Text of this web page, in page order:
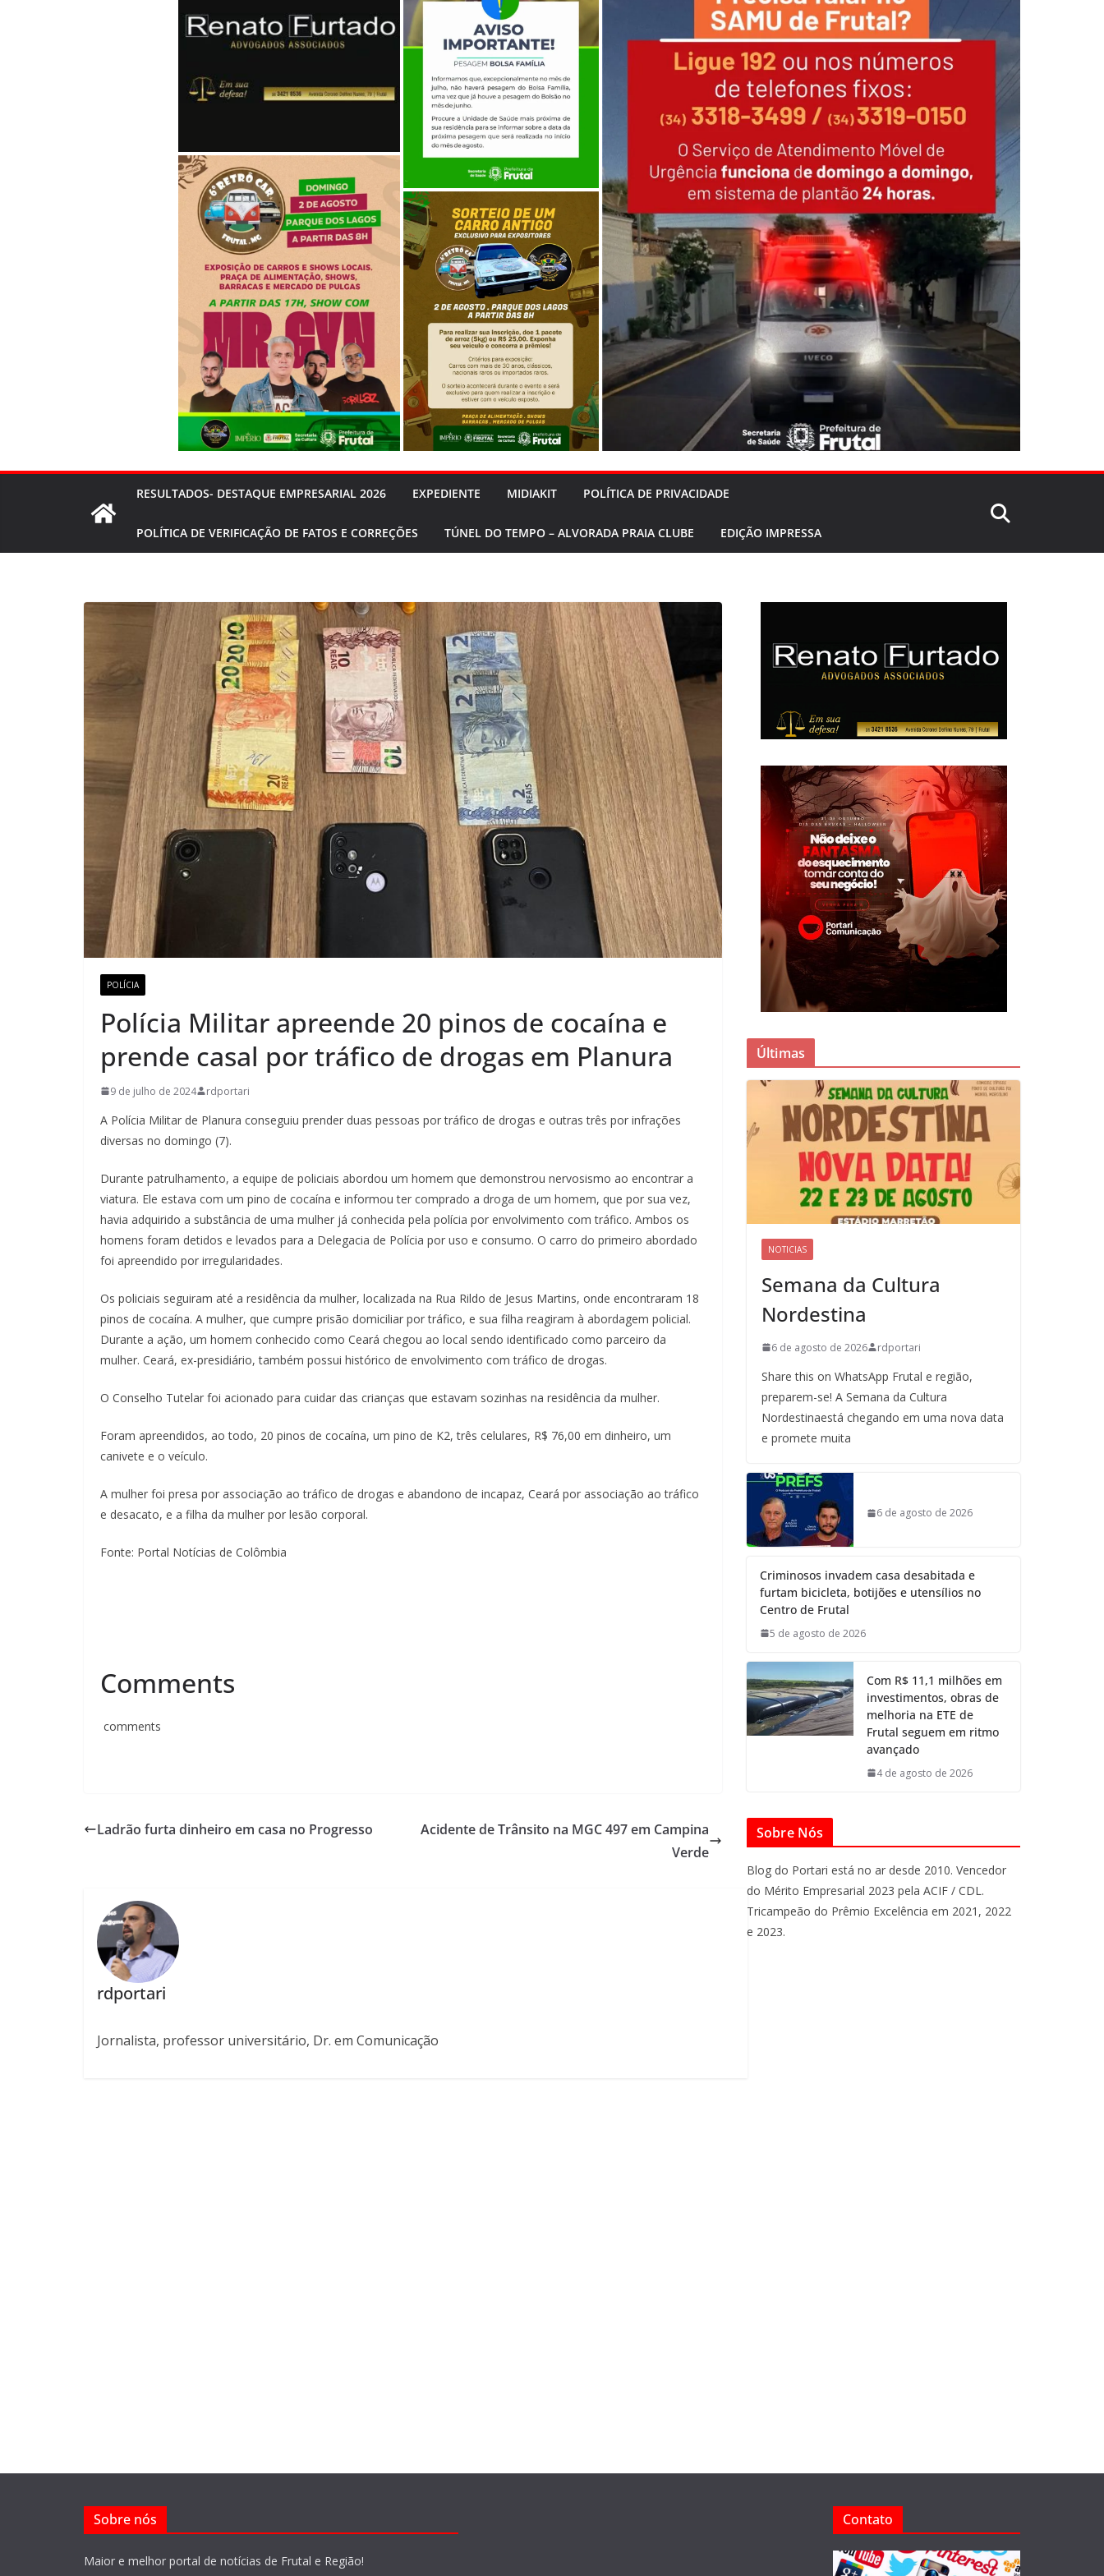
RESULTADOS- DESTAQUE EMPRESARIAL 2026 EXPEDIENTE MIDIAKIT POLÍTICA DE PRIVACIDADE
POLÍTICA DE VERIFICAÇÃO DE FATOS E CORREÇÕES TÚNEL DO TEMPO – ALVORADA PRAIA CLUBE EDIÇÃO IMPRESSA
POLÍCIA
Polícia Militar apreende 20 pinos de cocaína e
prende casal por tráfico de drogas em Planura
9 de julho de 2024 rdportari
A Polícia Militar de Planura conseguiu prender duas pessoas por tráfico de drogas e outras três por infrações
diversas no domingo (7).
Durante patrulhamento, a equipe de policiais abordou um homem que demonstrou nervosismo ao encontrar a
viatura. Ele estava com um pino de cocaína e informou ter comprado a droga de um homem, que por sua vez,
havia adquirido a substância de uma mulher já conhecida pela polícia por envolvimento com tráfico. Ambos os
homens foram detidos e levados para a Delegacia de Polícia por uso e consumo. O carro do primeiro abordado
foi apreendido por irregularidades.
Os policiais seguiram até a residência da mulher, localizada na Rua Rildo de Jesus Martins, onde encontraram 18
pinos de cocaína. A mulher, que cumpre prisão domiciliar por tráfico, e sua filha reagiram à abordagem policial.
Durante a ação, um homem conhecido como Ceará chegou ao local sendo identificado como parceiro da
mulher. Ceará, ex-presidiário, também possui histórico de envolvimento com tráfico de drogas.
O Conselho Tutelar foi acionado para cuidar das crianças que estavam sozinhas na residência da mulher.
Foram apreendidos, ao todo, 20 pinos de cocaína, um pino de K2, três celulares, R$ 76,00 em dinheiro, um
canivete e o veículo.
A mulher foi presa por associação ao tráfico de drogas e abandono de incapaz, Ceará por associação ao tráfico
e desacato, e a filha da mulher por lesão corporal.
Fonte: Portal Notícias de Colômbia
Comments
comments
Ladrão furta dinheiro em casa no Progresso
Acidente de Trânsito na MGC 497 em Campina
Verde
rdportari
Jornalista, professor universitário, Dr. em Comunicação
Últimas
NOTICIAS
Semana da Cultura
Nordestina
6 de agosto de 2026 rdportari
Share this on WhatsApp Frutal e região,
preparem-se! A Semana da Cultura
Nordestinaestá chegando em uma nova data
e promete muita
6 de agosto de 2026
Criminosos invadem casa desabitada e
furtam bicicleta, botijões e utensílios no
Centro de Frutal
5 de agosto de 2026
Com R$ 11,1 milhões em
investimentos, obras de
melhoria na ETE de
Frutal seguem em ritmo
avançado
4 de agosto de 2026
Sobre Nós
Blog do Portari está no ar desde 2010. Vencedor
do Mérito Empresarial 2023 pela ACIF / CDL.
Tricampeão do Prêmio Excelência em 2021, 2022
e 2023.
Sobre nós
Maior e melhor portal de notícias de Frutal e Região!
Contato